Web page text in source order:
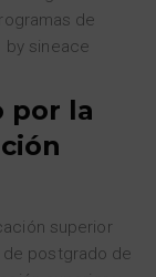
de
by sineace
por la
superior
postgrado de